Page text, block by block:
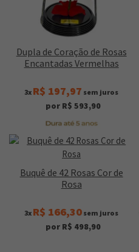
Dupla de Coração de Rosas
Encantadas Vermelhas
3x R$ 197,97 sem juros
por R$ 593,90
Buquê de 42 Rosas Cor de
Rosa
3x R$ 166,30 sem juros
por R$ 498,90